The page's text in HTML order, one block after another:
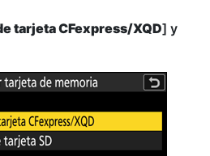
tarjeta CFexpress/XQD] y